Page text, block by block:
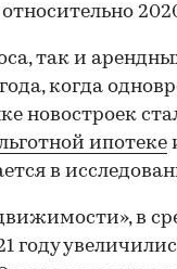
так и
когда
новостроек
ипотеке
в
в
году